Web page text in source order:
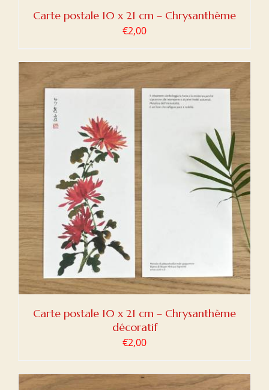
Carte postale 10 x 21 cm – Chrysanthème
€2,00
Carte postale 10 x 21 cm – Chrysanthème
décoratif
€2,00